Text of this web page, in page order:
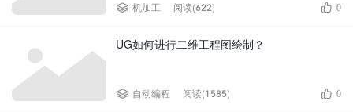
 机加工 阅读(622)  0
UG如何进行二维工程图绘制？
 自动编程 阅读(1585)  0